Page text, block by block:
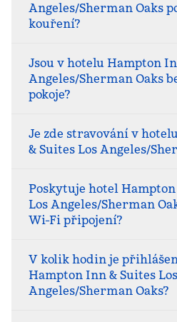
Angeles/Sherman Oaks
kouření?
Jsou v hotelu Hampton
Angeles/Sherman Oaks
pokoje?
Je zde stravování v
& Suites Los Angeles/
Poskytuje hotel
Los Angeles/Sherman
Wi-Fi připojení?
V kolik hodin je
Hampton Inn & Suites Los
Angeles/Sherman Oaks?